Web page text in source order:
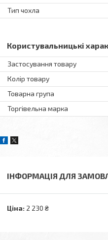
Тип чохла
Користувальницькі
Застосування товару
Колір товару
Товарна група
Торгівельна марка
ІНФОРМАЦІЯ ДЛЯ
Ціна: 2 230 ₴